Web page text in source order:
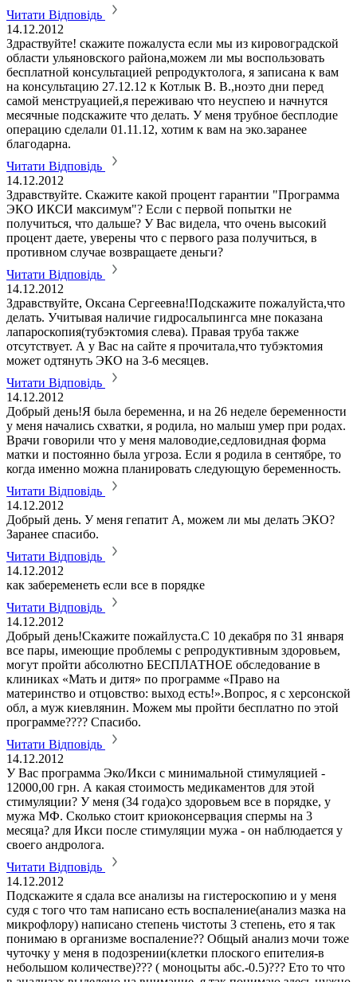
Читати Відповідь
14.12.2012
Здраствуйте! скажите пожалуста если мы из кировоградской
области ульяновского района,можем ли мы воспользовать
бесплатной консультацией репродуктолога, я записана к вам
на консультацию 27.12.12 к Котлык В. В.,ноэто дни перед
самой менструацией,я переживаю что неуспею и начнутся
месячные подскажите что делать. У меня трубное бесплодие
операцию сделали 01.11.12, хотим к вам на эко.заранее
благодарна.
Читати Відповідь
14.12.2012
Здравствуйте. Скажите какой процент гарантии "Программа
ЭКО ИКСИ максимум"? Если с первой попытки не
получиться, что дальше? У Вас видела, что очень высокий
процент даете, уверены что с первого раза получиться, в
противном случае возвращаете деньги?
Читати Відповідь
14.12.2012
Здравствуйте, Оксана Сергеевна!Подскажите пожалуйста,что
делать. Учитывая наличие гидросальпингса мне показана
лапароскопия(тубэктомия слева). Правая труба также
отсутствует. А у Вас на сайте я прочитала,что тубэктомия
может одтянуть ЭКО на 3-6 месяцев.
Читати Відповідь
14.12.2012
Добрый день!Я была беременна, и на 26 неделе беременности
у меня начались схватки, я родила, но малыш умер при родах.
Врачи говорили что у меня маловодие,седловидная форма
матки и постоянно была угроза. Если я родила в сентябре, то
когда именно можна планировать следующую беременность.
Читати Відповідь
14.12.2012
Добрый день. У меня гепатит А, можем ли мы делать ЭКО?
Заранее спасибо.
Читати Відповідь
14.12.2012
как забеременеть если все в порядке
Читати Відповідь
14.12.2012
Добрый день!Скажите пожайлуста.С 10 декабря по 31 января
все пары, имеющие проблемы с репродуктивным здоровьем,
могут пройти абсолютно БЕСПЛАТНОЕ обследование в
клиниках «Мать и дитя» по программе «Право на
материнство и отцовство: выход есть!».Вопрос, я с херсонской
обл, а муж киевлянин. Можем мы пройти бесплатно по этой
программе???? Спасибо.
Читати Відповідь
14.12.2012
У Вас программа Эко/Икси с минимальной стимуляцией -
12000,00 грн. А какая стоимость медикаментов для этой
стимуляции? У меня (34 года)со здоровьем все в порядке, у
мужа МФ. Сколько стоит криоконсервация спермы на 3
месяца? для Икси после стимуляции мужа - он наблюдается у
своего андролога.
Читати Відповідь
14.12.2012
Подскажите я сдала все анализы на гистероскопию и у меня
судя с того что там написано есть воспаление(анализ мазка на
микрофлору) написано степень чистоты 3 степень, ето я так
понимаю в организме воспаление?? Общый анализ мочи тоже
чуточку у меня в подозрении(клетки плоского епителия-в
небольшом количестве)??? ( моноцыты абс.-0.5)??? Ето то что